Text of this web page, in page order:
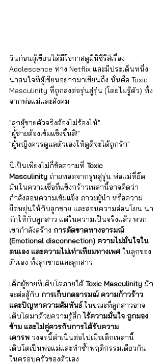
วันก่อนผู้เขียนได้มีโอกาสดูมินิซีรีส์เรื่อง
Adolescence ทาง Netflix และมีประเด็นหนึ่ง
น่าสนใจที่ผู้เขียนอยากมาเขียนถึง นั่นคือ Toxic
Masculinity ที่ถูกส่งต่อรุ่นสู่รุ่น (โดยไม่รู้ตัว) ทั้ง
จากพ่อแม่และสังคม
"ลูกผู้ชายตัวจริงต้องไม่ร้องไห้"
"ผู้ชายต้องเข้มแข็งขึ้นสิ!"
"ผู้หญิงควรดูแลตัวเองให้ดูดีจะได้ถูกรัก"
นี่เป็นเพียงไม่กี่ข้อความที่ Toxic
Masculinity ถ่ายทอดจากรุ่นสู่รุ่น พ่อแม่ที่ยึด
มั่นในความเชื่อที่แข็งกร้าวเหล่านี้อาจคิดว่า
กำลังสอนความเข้มแข็ง ภาวะผู้นำ หรือความ
ยืดหยุ่นให้กับลูกชาย และสอนความอ่อนโยน น่า
รักให้กับลูกสาว แต่ในความเป็นจริงแล้ว พวก
เขากำลังสร้าง การตัดขาดทางอารมณ์
(Emotional disconnection) ความไม่มั่นใจใน
ตนเอง และความไม่เท่าเทียมทางเพศ ในลูกของ
ตัวเอง ทั้งลูกชายและลูกสาว
เด็กผู้ชายที่เติบโตภายใต้ Toxic Masculinity มัก
จะต่อสู้กับ การเก็บกดอารมณ์ ความก้าวร้าว
และปัญหาความสัมพันธ์ ในขณะที่ลูกสาวอาจ
เติบโตมาด้วยความรู้สึก ไร้ความมั่นใจ ถูกมอง
ข้าม และไม่คู่ควรกับการได้รับความ
เคารพ วงจรนี้ดำเนินต่อไปเมื่อเด็กเหล่านี้
เติบโตเป็นพ่อแม่และทำซ้ำพฤติกรรมเดียวกัน
ในครอบครัวของตัวเอง